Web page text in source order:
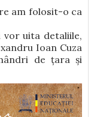
am folosit-o ca
vor uita detaliile,
Ioan Cuza
de țara și